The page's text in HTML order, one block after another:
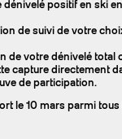
positif en ski
de suivi de votre
de votre dénivelé total
capture directement
de participation.
le 10 mars parmi